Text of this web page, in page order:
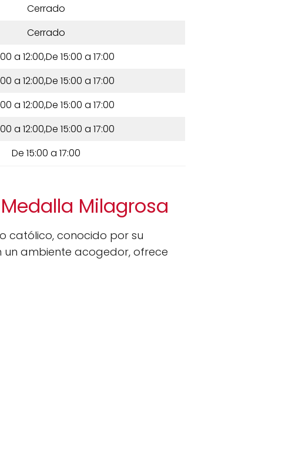
Cerrado
Cerrado
a 12:00,De 15:00 a 17:00
a 12:00,De 15:00 a 17:00
a 12:00,De 15:00 a 17:00
a 12:00,De 15:00 a 17:00
De 15:00 a 17:00
Milagrosa
católico, conocido por su
ambiente acogedor, ofrece